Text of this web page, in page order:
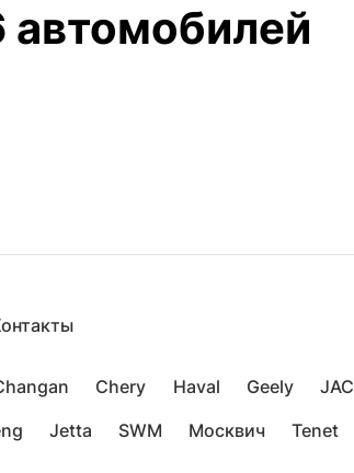
автомобилей
Chery Haval Geely JAC
Jetta SWM Москвич Tenet